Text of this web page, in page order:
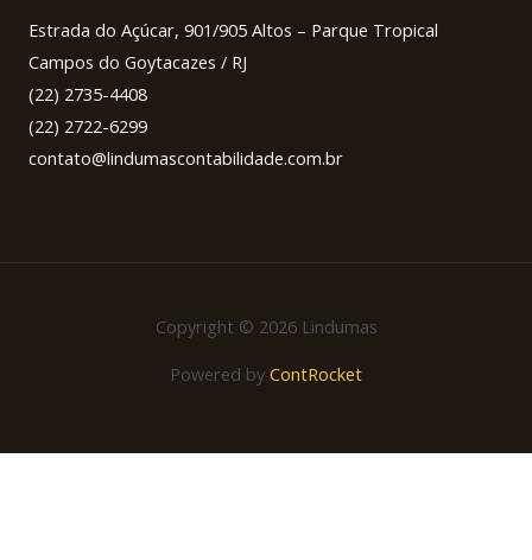
Estrada do Açúcar, 901/905 Altos – Parque Tropical
Campos do Goytacazes / RJ
(22) 2735-4408
(22) 2722-6299
contato@lindumascontabilidade.com.br
Copyright © 2026 Lindumas
Powered by ContRocket